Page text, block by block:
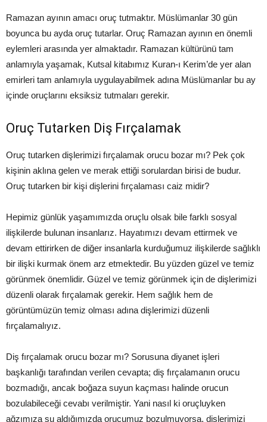
Ramazan ayının amacı oruç tutmaktır. Müslümanlar 30 gün
boyunca bu ayda oruç tutarlar. Oruç Ramazan ayının en önemli
eylemleri arasında yer almaktadır. Ramazan kültürünü tam
anlamıyla yaşamak, Kutsal kitabımız Kuran-ı Kerim’de yer alan
emirleri tam anlamıyla uygulayabilmek adına Müslümanlar bu ay
içinde oruçlarını eksiksiz tutmaları gerekir.
Oruç Tutarken Diş Fırçalamak
Oruç tutarken dişlerimizi fırçalamak orucu bozar mı? Pek çok
kişinin aklına gelen ve merak ettiği sorulardan birisi de budur.
Oruç tutarken bir kişi dişlerini fırçalaması caiz midir?
Hepimiz günlük yaşamımızda oruçlu olsak bile farklı sosyal
ilişkilerde bulunan insanlarız. Hayatımızı devam ettirmek ve
devam ettirirken de diğer insanlarla kurduğumuz ilişkilerde sağlıklı
bir ilişki kurmak önem arz etmektedir. Bu yüzden güzel ve temiz
görünmek önemlidir. Güzel ve temiz görünmek için de dişlerimizi
düzenli olarak fırçalamak gerekir. Hem sağlık hem de
görüntümüzün temiz olması adına dişlerimizi düzenli
fırçalamalıyız.
Diş fırçalamak orucu bozar mı? Sorusuna diyanet işleri
başkanlığı tarafından verilen cevapta; diş fırçalamanın orucu
bozmadığı, ancak boğaza suyun kaçması halinde orucun
bozulabileceği cevabı verilmiştir. Yani nasıl ki oruçluyken
ağzımıza su aldığımızda orucumuz bozulmuyorsa, dişlerimizi